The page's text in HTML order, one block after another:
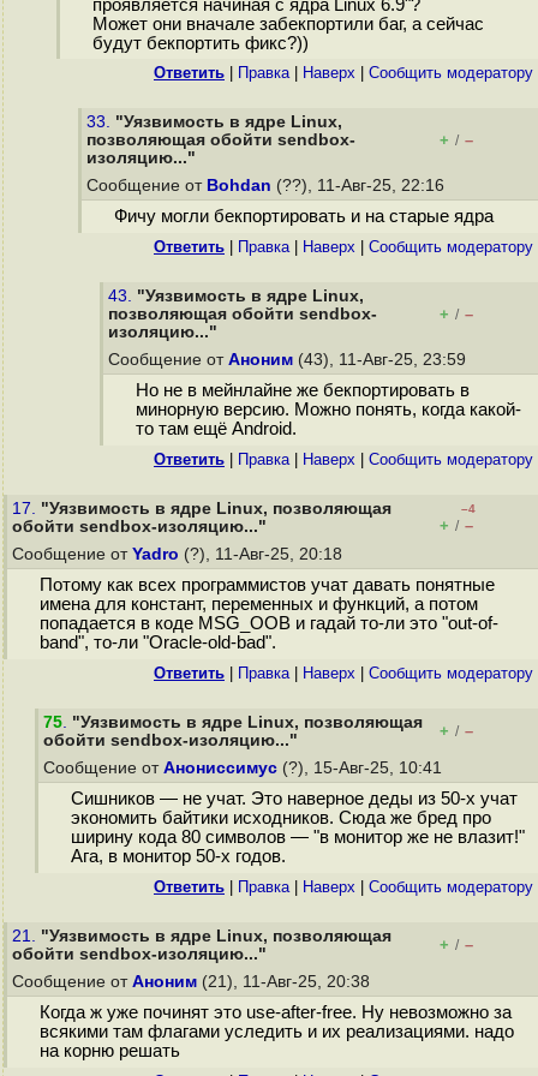
проявляется начиная с ядра Linux 6.9"?
Может они вначале забекпортили баг, а сейчас
будут бекпортить фикс?))
Ответить Правка| Наверх Cообщить модератору
33. "Уязвимость в ядре Linux,
позволяющая обойти sendbox-
изоляцию..."
+ / –
Сообщение от Bohdan (??), 11-Авг-25, 22:16
Фичу могли бекпортировать и на старые ядра
Ответить Правка| Наверх Cообщить модератору
43. "Уязвимость в ядре Linux,
позволяющая обойти sendbox-
изоляцию..."
+ / –
Сообщение от Аноним (43), 11-Авг-25, 23:59
Но не в мейнлайне же бекпортировать в
минорную версию. Можно понять, когда какой-
то там ещё Android.
Ответить Правка| Наверх Cообщить модератору
17. "Уязвимость в ядре Linux, позволяющая
обойти sendbox-изоляцию..."
–4
+ / –
Сообщение от Yadro (?), 11-Авг-25, 20:18
Потому как всех программистов учат давать понятные
имена для констант, переменных и функций, а потом
попадается в коде MSG_OOB и гадай то-ли это "out-of-
band", то-ли "Oracle-old-bad".
Ответить Правка| Наверх Cообщить модератору
75. "Уязвимость в ядре Linux, позволяющая
обойти sendbox-изоляцию..."
+ / –
Сообщение от Анониссимус (?), 15-Авг-25, 10:41
Сишников — не учат. Это наверное деды из 50-х учат
экономить байтики исходников. Сюда же бред про
ширину кода 80 символов — "в монитор же не влазит!"
Ага, в монитор 50-х годов.
Ответить Правка| Наверх Cообщить модератору
21. "Уязвимость в ядре Linux, позволяющая
обойти sendbox-изоляцию..."
+ / –
Сообщение от Аноним (21), 11-Авг-25, 20:38
Когда ж уже починят это use-after-free. Ну невозможно за
всякими там флагами уследить и их реализациями. надо
на корню решать